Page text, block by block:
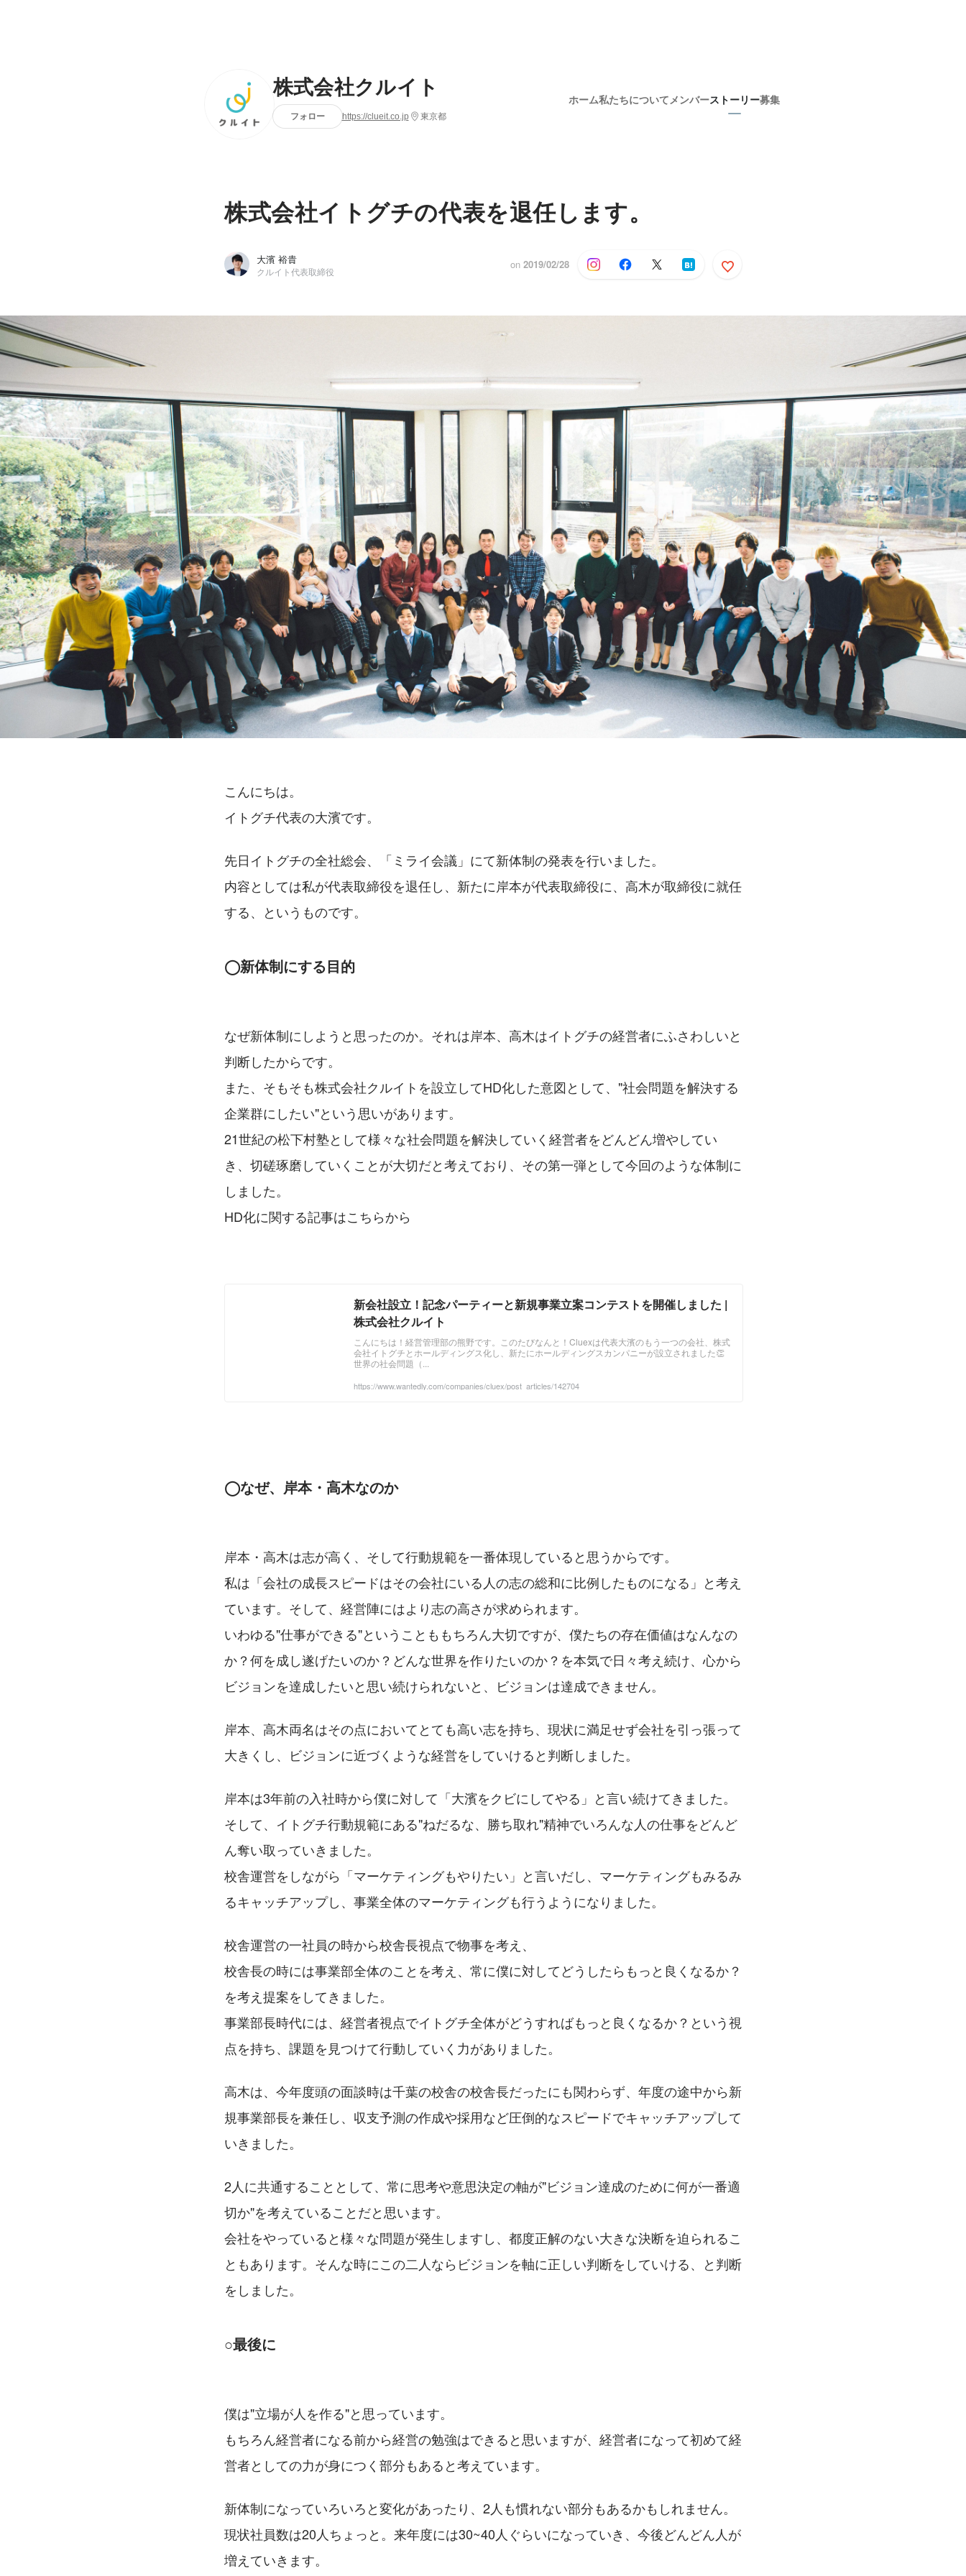
株式会社クルイト
フォロー https://clueit.co.jp 東京都
ホーム私たちについて メンバーストーリー募集
株式会社イトグチの代表を退任します。
大濱 裕貴
クルイト代表取締役
on 2019/02/28
こんにちは。
イトグチ代表の大濱です。
先日イトグチの全社総会、「ミライ会議」にて新体制の発表を行いました。
内容としては私が代表取締役を退任し、新たに岸本が代表取締役に、高木が取締役に就任
する、というものです。
◯新体制にする目的
なぜ新体制にしようと思ったのか。それは岸本、高木はイトグチの経営者にふさわしいと
判断したからです。
また、そもそも株式会社クルイトを設立してHD化した意図として、"社会問題を解決する
企業群にしたい"という思いがあります。
21世紀の松下村塾として様々な社会問題を解決していく経営者をどんどん増やしてい
き、切磋琢磨していくことが大切だと考えており、その第一弾として今回のような体制に
しました。
HD化に関する記事はこちらから
新会社設立！記念パーティーと新規事業立案コンテストを開催しました |
株式会社クルイト
こんにちは！経営管理部の熊野です。このたびなんと！Cluexは代表大濱のもう一つの会社、株式
会社イトグチとホールディングス化し、新たにホールディングスカンパニーが設立されました👏
世界の社会問題（...
https://www.wantedly.com/companies/cluex/post_articles/142704
◯なぜ、岸本・高木なのか
岸本・高木は志が高く、そして行動規範を一番体現していると思うからです。
私は「会社の成長スピードはその会社にいる人の志の総和に比例したものになる」と考え
ています。そして、経営陣にはより志の高さが求められます。
いわゆる"仕事ができる"ということももちろん大切ですが、僕たちの存在価値はなんなの
か？何を成し遂げたいのか？どんな世界を作りたいのか？を本気で日々考え続け、心から
ビジョンを達成したいと思い続けられないと、ビジョンは達成できません。
岸本、高木両名はその点においてとても高い志を持ち、現状に満足せず会社を引っ張って
大きくし、ビジョンに近づくような経営をしていけると判断しました。
岸本は3年前の入社時から僕に対して「大濱をクビにしてやる」と言い続けてきました。
そして、イトグチ行動規範にある"ねだるな、勝ち取れ"精神でいろんな人の仕事をどんど
ん奪い取っていきました。
校舎運営をしながら「マーケティングもやりたい」と言いだし、マーケティングもみるみ
るキャッチアップし、事業全体のマーケティングも行うようになりました。
校舎運営の一社員の時から校舎長視点で物事を考え、
校舎長の時には事業部全体のことを考え、常に僕に対してどうしたらもっと良くなるか？
を考え提案をしてきました。
事業部長時代には、経営者視点でイトグチ全体がどうすればもっと良くなるか？という視
点を持ち、課題を見つけて行動していく力がありました。
高木は、今年度頭の面談時は千葉の校舎の校舎長だったにも関わらず、年度の途中から新
規事業部長を兼任し、収支予測の作成や採用など圧倒的なスピードでキャッチアップして
いきました。
2人に共通することとして、常に思考や意思決定の軸が"ビジョン達成のために何が一番適
切か"を考えていることだと思います。
会社をやっていると様々な問題が発生しますし、都度正解のない大きな決断を迫られるこ
ともあります。そんな時にこの二人ならビジョンを軸に正しい判断をしていける、と判断
をしました。
○最後に
僕は"立場が人を作る"と思っています。
もちろん経営者になる前から経営の勉強はできると思いますが、経営者になって初めて経
営者としての力が身につく部分もあると考えています。
新体制になっていろいろと変化があったり、2人も慣れない部分もあるかもしれません。
現状社員数は20人ちょっと。来年度には30~40人ぐらいになっていき、今後どんどん人が
増えていきます。
大濱 裕貴
株式会社クルイト / クルイト代表取締役